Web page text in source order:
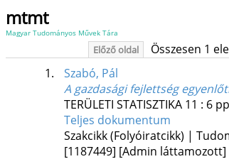
mtmt
Magyar Tudományos Művek Tára
Előző oldal Összesen 1
1.
Szabó, Pál
A gazdasági fejlettség
TERÜLETI STATISZTIKA 11 : 6
Teljes dokumentum
Szakcikk (Folyóiratcikk) |
[1187449] [Admin láttamozott]